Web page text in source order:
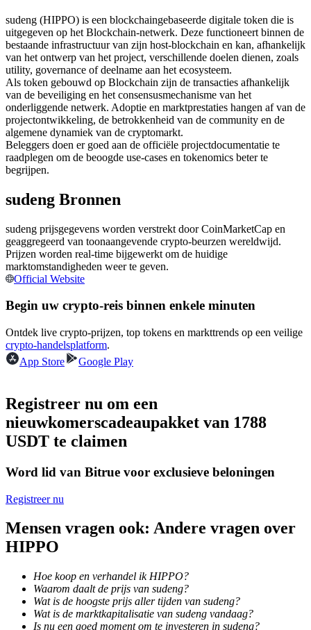
USDC-futures
Futures met USDC als onderpand
Kopiëren Handel
Sluit je aan bij top traders
Word een Copy Trader
Geniet van winstdeling en copy trading commissies
Big data-analyse inclusief handelsinformatie, enz.
sudeng (HIPPO) is een blockchaingebaseerde digitale token die is
uitgegeven op het Blockchain-netwerk. Deze functioneert binnen de
bestaande infrastructuur van zijn host-blockchain en kan, afhankelijk
van het ontwerp van het project, verschillende doelen dienen, zoals
utility, governance of deelname aan het ecosysteem.
Als token gebouwd op Blockchain zijn de transacties afhankelijk
van de beveiliging en het consensusmechanisme van het
onderliggende netwerk. Adoptie en marktprestaties hangen af van de
projectontwikkeling, de betrokkenheid van de community en de
algemene dynamiek van de cryptomarkt.
Beleggers doen er goed aan de officiële projectdocumentatie te
raadplegen om de beoogde use-cases en tokenomics beter te
begrijpen.
sudeng Bronnen
sudeng prijsgegevens worden verstrekt door CoinMarketCap en
geaggregeerd van toonaangevende crypto-beurzen wereldwijd.
Prijzen worden real-time bijgewerkt om de huidige
marktomstandigheden weer te geven.
Official Website
Begin uw crypto-reis binnen enkele minuten
Ontdek live crypto-prijzen, top tokens en markttrends op een veilige
crypto-handelsplatform.
App Store
Google Play
Registreer nu om een
nieuwkomerscadeaupakket van 1788
USDT te claimen
Word lid van Bitrue voor exclusieve beloningen
Registreer nu
Mensen vragen ook: Andere vragen over
HIPPO
Hoe koop en verhandel ik HIPPO?
Waarom daalt de prijs van sudeng?
Wat is de hoogste prijs aller tijden van sudeng?
Wat is de marktkapitalisatie van sudeng vandaag?
Is nu een goed moment om te investeren in sudeng?